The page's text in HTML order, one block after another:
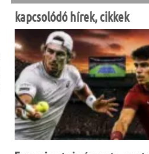
kapcsolódó hírek, cikkek